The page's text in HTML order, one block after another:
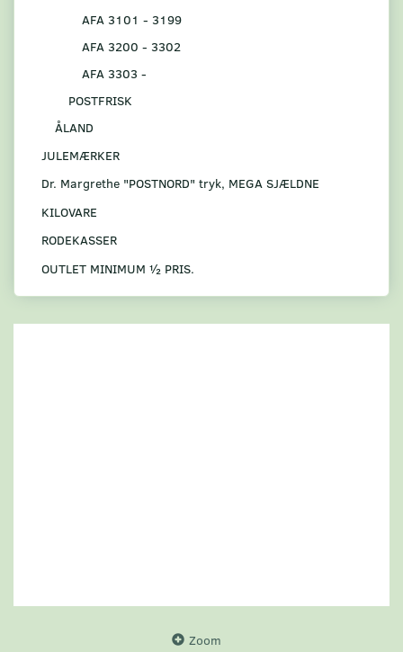
AFA 3101 - 3199
AFA 3200 - 3302
AFA 3303 -
POSTFRISK
ÅLAND
JULEMÆRKER
Dr. Margrethe "POSTNORD" tryk, MEGA SJÆLDNE
KILOVARE
RODEKASSER
OUTLET MINIMUM ½ PRIS.
Zoom